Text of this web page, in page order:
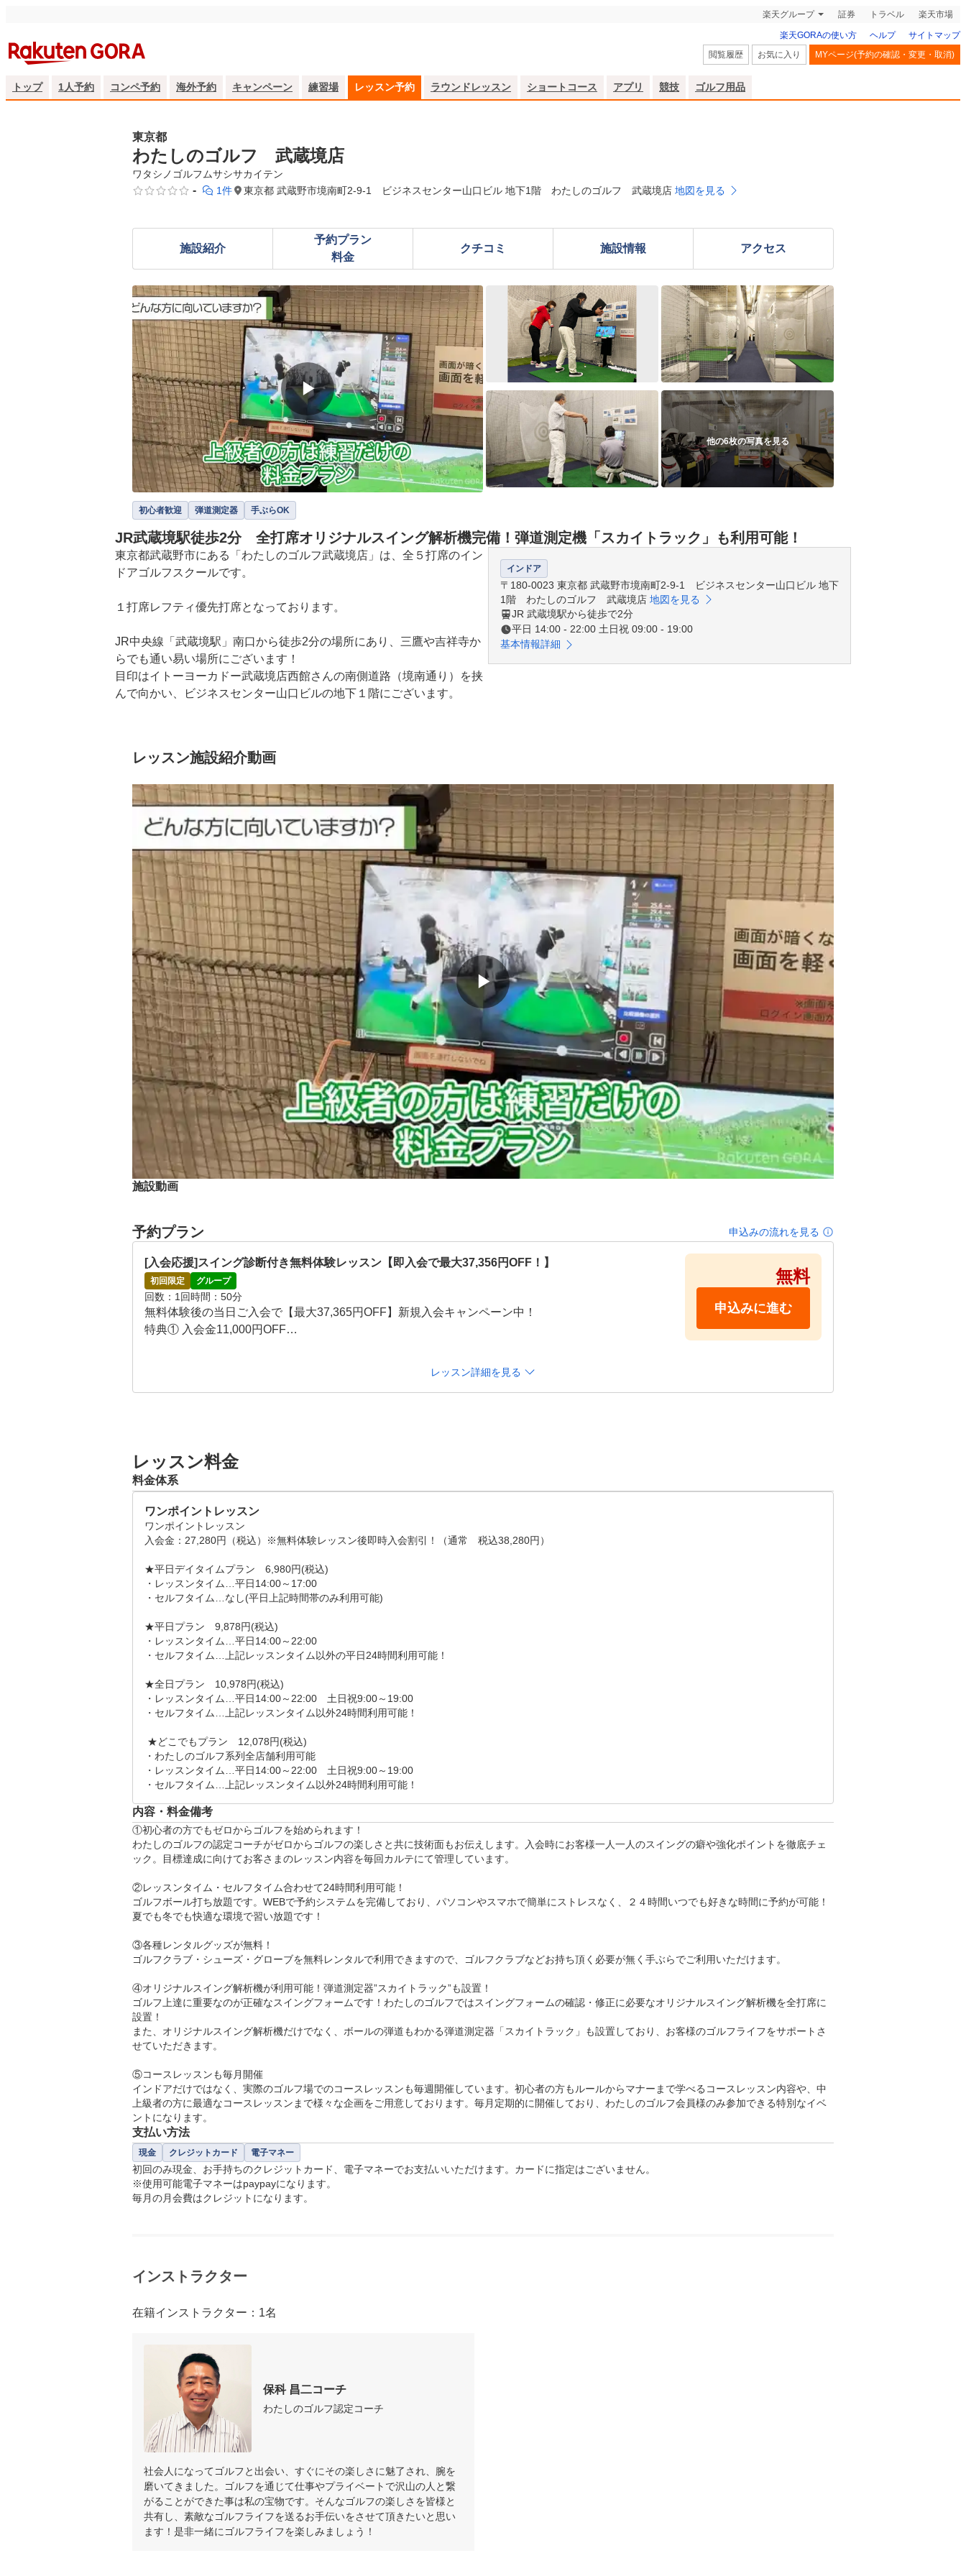
楽天グループ 証券 トラベル 楽天市場
楽天GORAの使い方 ヘルプ
サイトマップ
閲覧履歴
お気に入り MYページ(予約の確認・変更・取消)
トップ 1人予約 コンペ予約 海外予約 キャンペーン 練習場 レッスン予約 ラウンドレッスン ショートコース アプリ 競技 ゴルフ用品
東京都
わたしのゴルフ 武蔵境店
ワタシノゴルフムサシサカイテン
- 1件 東京都 武蔵野市境南町2-9-1 ビジネスセンター山口ビル 地下1階 わたしのゴルフ 武蔵境店 地図を見る
施設紹介
予約プラン
料金
クチコミ 施設情報 アクセス
▶
他の6枚の写真を見る
初心者歓迎 弾道測定器 手ぶらOK
JR武蔵境駅徒歩2分 全打席オリジナルスイング解析機完備！弾道測定機「スカイトラック」も利用可能！
東京都武蔵野市にある「わたしのゴルフ武蔵境店」は、全５打席のイン
ドアゴルフスクールです。
１打席レフティ優先打席となっております。
JR中央線「武蔵境駅」南口から徒歩2分の場所にあり、三鷹や吉祥寺か
らでも通い易い場所にございます！
目印はイトーヨーカドー武蔵境店西館さんの南側道路（境南通り）を挟
んで向かい、ビジネスセンター山口ビルの地下１階にございます。
また屋内冷暖房完備で、１年を通して快適な環境でゴルフ練習ができま
当スクールは安いだけでなく、確実な上達を目指し、基礎固めてから応
用まで会員様ひとりひとり「個別のカルテ」を作成し、
理論的、体系的にゼロからレッスンを致します。感覚やフィーリングだ
けで教える事はございません。
初心者の方でも最短2ヶ月でコースデビューが可能です！
いつでもレッスン風景など、ご自由にご見学頂けますので、武蔵野市、
武蔵境駅にお越しの際は、是非是非お立ち寄りくださいませ！
スイングチェック診断&無料体験予約も随時受付中です！！
飛び込みのお客様も打席が空いていればご案内させて頂きます。
ゴルフクラブやグローブ、シューズも無料でお貸出ししておりますので
、お気兼ねなくお申し付け下さい。
これからゴルフをはじめてみたい方！大歓迎です！！
ゴルフは激しいスポーツではございませんので、巣籠やデスクワークで
鈍った体をリフレッシュできる最適なスポーツです！
皆様のご来店、心よりお待ち致しております！
インドア
〒180-0023 東京都 武蔵野市境南町2-9-1 ビジネスセンター山口ビル 地下
1階 わたしのゴルフ 武蔵境店 地図を見る
JR 武蔵境駅から徒歩で2分
平日 14:00 - 22:00 土日祝 09:00 - 19:00
基本情報詳細
レッスン施設紹介動画
▶
施設動画
予約プラン 申込みの流れを見る
[入会応援]スイング診断付き無料体験レッスン【即入会で最大37,356円OFF！】
初回限定 グループ
回数 1回時間 50分
無料体験後の当日ご入会で【最大37,365円OFF】新規入会キャンペーン中！
特典① 入会金11,000円OFF
●当日の流れ
【ステップ1】スイング診断付き無料体験の予約
【ステップ2】手ぶらでOK！ご予約時間にご来店下さい。
クラブ・グローブ・シューズは無料でレンタルできます。もちろん使い慣れたご自身のクラブ・グロー
↓
【ステップ3】無料体験レッスンはカウンセリングから
カウンセリングシートにゴルフ経験の有無、平均スコア、現在の目標、スイングの悩みなど、簡単なア
ンケートにお答え頂きます。アンケートを元に、コーチがお客様に合わせた内容でレッスン致します。
↓
【ステップ4】無料体験レッスンスタート
未経験の方はこのタイミングでクラブの持ち方や立ち方をお教え致します。
各打席に設置されたモニターで、ご自身のスイング映像を確認しながら練習することができます。
【ステップ5】レッスンシステムのご案内
無料体験終了後、ご入会方法やシステム・料金プランなどをご説明いたします。ご質問があればお気軽
にお尋ねください！
★スイング、スコアなどゴルフに関するお悩み、なんでも質問OKです。
～終了～
●レッスンタイムスケジュール(各50分)
月水木金　14:00～、15:00～、16:00～、
18:00～、19:00～、20:00～、21:00～、22:00～、
15:00～、16:00～、17:00～、18:00～、
レッスン詳細を見る
無料
申込みに進む
レッスン料金
料金体系
ワンポイントレッスン
ワンポイントレッスン
入会金：27,280円（税込）※無料体験レッスン後即時入会割引！（通常　税込38,280円）
★平日デイタイムプラン　6,980円(税込)
・レッスンタイム…平日14:00～17:00
・セルフタイム…なし(平日上記時間帯のみ利用可能)
★平日プラン　9,878円(税込)
・レッスンタイム…平日14:00～22:00
・セルフタイム…上記レッスンタイム以外の平日24時間利用可能！
★全日プラン　10,978円(税込)
・レッスンタイム…平日14:00～22:00　土日祝9:00～19:00
・セルフタイム…上記レッスンタイム以外24時間利用可能！
・わたしのゴルフ系列全店舗利用可能
・レッスンタイム…平日14:00～22:00　土日祝9:00～19:00
・セルフタイム…上記レッスンタイム以外24時間利用可能！
内容・料金備考
①初心者の方でもゼロからゴルフを始められます！
わたしのゴルフの認定コーチがゼロからゴルフの楽しさと共に技術面もお伝えします。入会時にお客様一人一人のスイングの癖や強化ポイントを徹底チェ
ック。目標達成に向けてお客さまのレッスン内容を毎回カルテにて管理しています。
②レッスンタイム・セルフタイム合わせて24時間利用可能！
ゴルフボール打ち放題です。WEBで予約システムを完備しており、パソコンやスマホで簡単にストレスなく、２４時間いつでも好きな時間に予約が可能！
夏でも冬でも快適な環境で習い放題です！
③各種レンタルグッズが無料！
ゴルフクラブ・シューズ・グローブを無料レンタルで利用できますので、ゴルフクラブなどお持ち頂く必要が無く手ぶらでご利用いただけます。
④オリジナルスイング解析機が利用可能！弾道測定器”スカイトラック”も設置！
ゴルフ上達に重要なのが正確なスイングフォームです！わたしのゴルフではスイングフォームの確認・修正に必要なオリジナルスイング解析機を全打席に
設置！
また、オリジナルスイング解析機だけでなく、ボールの弾道もわかる弾道測定器「スカイトラック」も設置しており、お客様のゴルフライフをサポートさ
せていただきます。
⑤コースレッスンも毎月開催
インドアだけではなく、実際のゴルフ場でのコースレッスンも毎週開催しています。初心者の方もルールからマナーまで学べるコースレッスン内容や、中
上級者の方に最適なコースレッスンまで様々な企画をご用意しております。毎月定期的に開催しており、わたしのゴルフ会員様のみ参加できる特別なイベ
ントになります。
支払い方法
現金 クレジットカード 電子マネー
初回のみ現金、お手持ちのクレジットカード、電子マネーでお支払いいただけます。カードに指定はございません。
※使用可能電子マネーはpaypayになります。
毎月の月会費はクレジットになります。
インストラクター
在籍インストラクター：1名
保科 昌二コーチ
わたしのゴルフ認定コーチ
社会人になってゴルフと出会い、すぐにその楽しさに魅了され、腕を
磨いてきました。ゴルフを通じて仕事やプライベートで沢山の人と繋
がることができた事は私の宝物です。そんなゴルフの楽しさを皆様と
共有し、素敵なゴルフライフを送るお手伝いをさせて頂きたいと思い
ます！是非一緒にゴルフライフを楽しみましょう！